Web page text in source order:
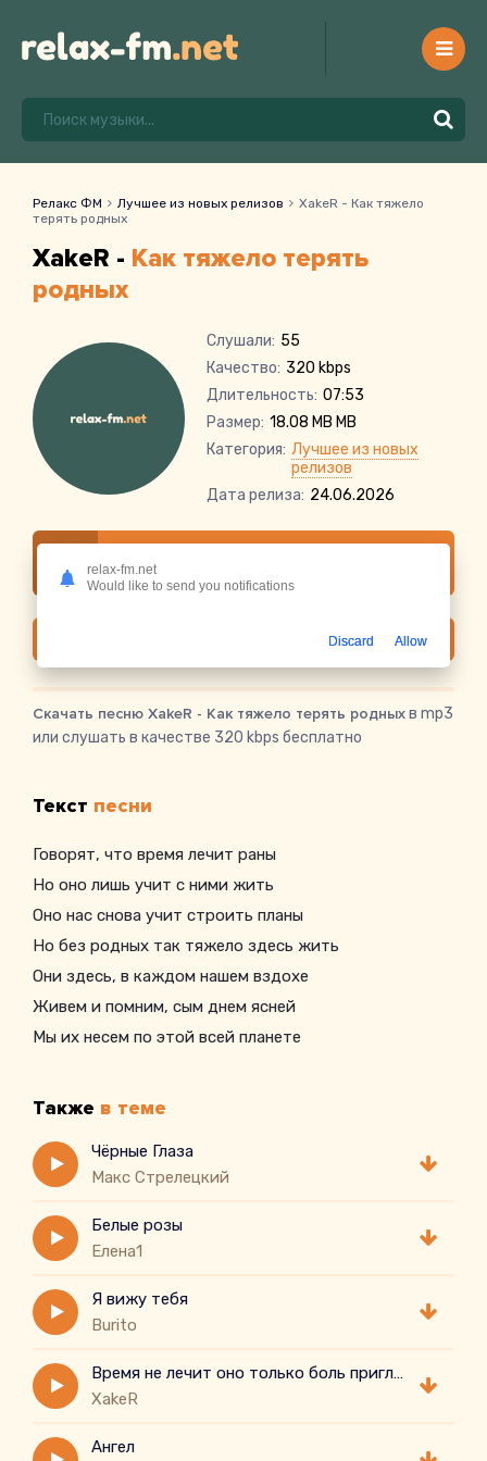
Релакс ФМ Лучшее из новых релизов
XakeR - Как тяжело
терять родных
XakeR - Как тяжело терять
родных
Слушали: 55
Качество: 320 kbps
Длительность: 07:53
Размер: 18.08 MB MB
Категория: Лучшее из новых
релизов
Дата релиза: 24.06.2026
родных
Скачать песню XakeR - Как тяжело терять родныхв mp3
или слушать в качестве 320 kbps бесплатно
Текст песни
Говорят, что время лечит раны
Но оно лишь учит с ними жить
Оно нас снова учит строить планы
Но без родных так тяжело здесь жить
Они здесь, в каждом нашем вздохе
Живем и помним, сым днем ясней
Мы их несем по этой всей планете
Также в теме
Чёрные Глаза
Макс Стрелецкий
Белые розы
Елена1
Я вижу тебя
Burito
Время не лечит оно только боль приглушает
XakeR
Ангел
relax-fm.net
Would like to send you notifications
Discard Allow